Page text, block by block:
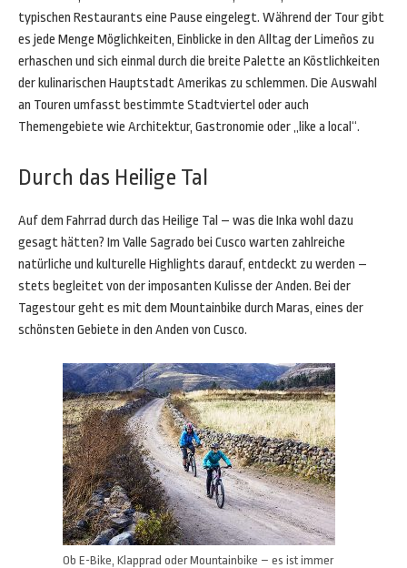
typischen Restaurants eine Pause eingelegt. Während der Tour gibt
es jede Menge Möglichkeiten, Einblicke in den Alltag der Limeños zu
erhaschen und sich einmal durch die breite Palette an Köstlichkeiten
der kulinarischen Hauptstadt Amerikas zu schlemmen. Die Auswahl
an Touren umfasst bestimmte Stadtviertel oder auch
Themengebiete wie Architektur, Gastronomie oder „like a local“.
Durch das Heilige Tal
Auf dem Fahrrad durch das Heilige Tal – was die Inka wohl dazu
gesagt hätten? Im Valle Sagrado bei Cusco warten zahlreiche
natürliche und kulturelle Highlights darauf, entdeckt zu werden –
stets begleitet von der imposanten Kulisse der Anden. Bei der
Tagestour geht es mit dem Mountainbike durch Maras, eines der
schönsten Gebiete in den Anden von Cusco.
Ob E-Bike, Klapprad oder Mountainbike – es ist immer